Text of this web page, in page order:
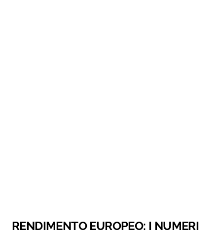
RENDIMENTO EUROPEO: I NUMERI